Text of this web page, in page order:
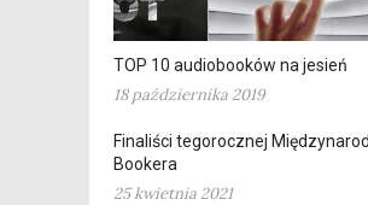
TOP 10 audiobooków na jesień
18 października 2019
Finaliści tegorocznej
Bookera
25 kwietnia 2021